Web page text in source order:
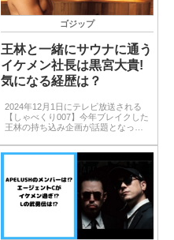
ゴジップ
王林と一緒にサウナに通う
イケメン社長は黒宮大貴!
気になる経歴は？
2024年12月1日にテレビ放送される
【しゃべくり007】今年ブレイクした
王林の持ち込み企画が話題となって
ナに通うイケメン社長がだれなのか
イケメン社長について特集していき
ます‼...